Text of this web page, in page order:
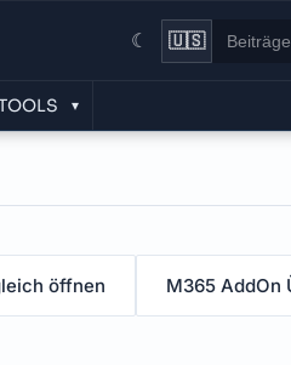
☾ 🇺🇸
▾
öffnen M365 AddOn